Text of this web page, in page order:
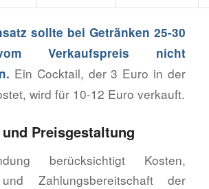
sollte bei Getränken 25-30
Verkaufspreis nicht
Ein Cocktail, der 3 Euro in der
wird für 10-12 Euro verkauft.
Preisgestaltung
berücksichtigt Kosten,
Zahlungsbereitschaft der